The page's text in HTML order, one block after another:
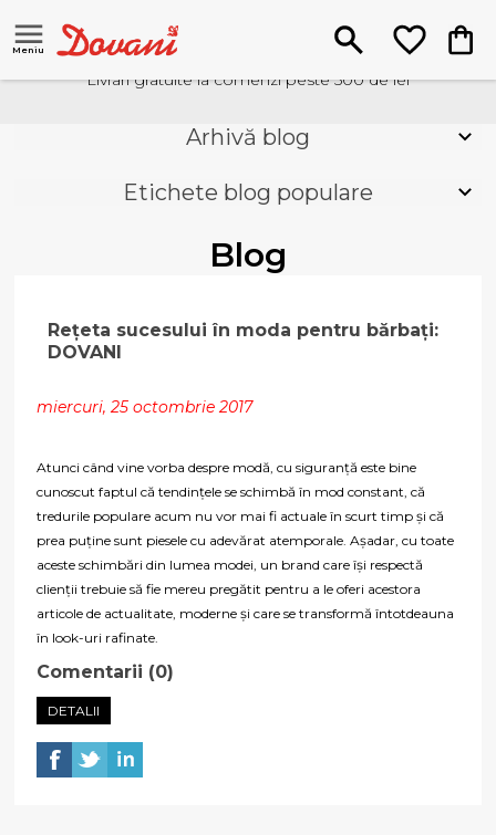
Meniu
Livrari gratuite la comenzi peste 500 de lei
Arhivă blog
Etichete blog populare
Blog
Rețeta sucesului în moda pentru bărbați:
DOVANI
miercuri, 25 octombrie 2017
Atunci când vine vorba despre modă, cu siguranță este bine
cunoscut faptul că tendințele se schimbă în mod constant, că
tredurile populare acum nu vor mai fi actuale în scurt timp și că
prea puține sunt piesele cu adevărat atemporale. Așadar, cu toate
aceste schimbări din lumea modei, un brand care își respectă
clienții trebuie să fie mereu pregătit pentru a le oferi acestora
articole de actualitate, moderne și care se transformă întotdeauna
în look-uri rafinate.
Comentarii (0)
DETALII